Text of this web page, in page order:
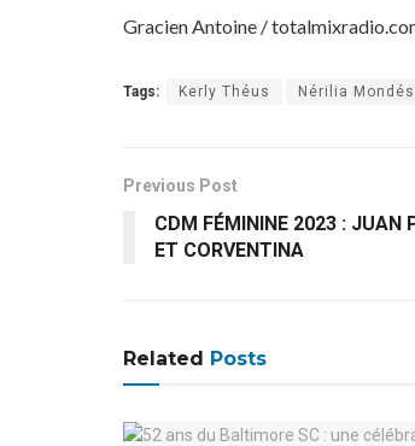
Gracien Antoine /
Tags: Kerly Théus Nérilia
Previous Post
CDM FÉMININE 2023 : JUAN
ET CORVENTINA
Related Posts